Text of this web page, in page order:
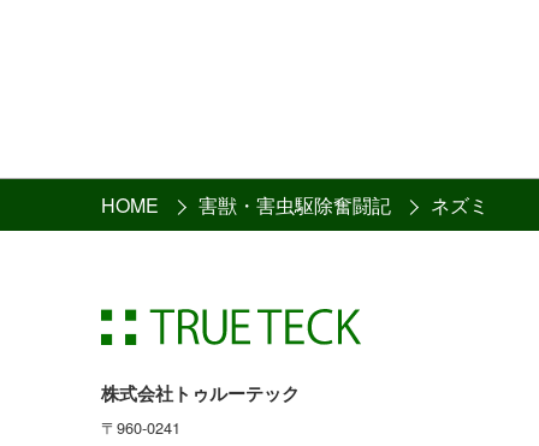
HOME 害獣・害虫駆除奮闘記 ネズミ
株式会社トゥルーテック
〒960-0241